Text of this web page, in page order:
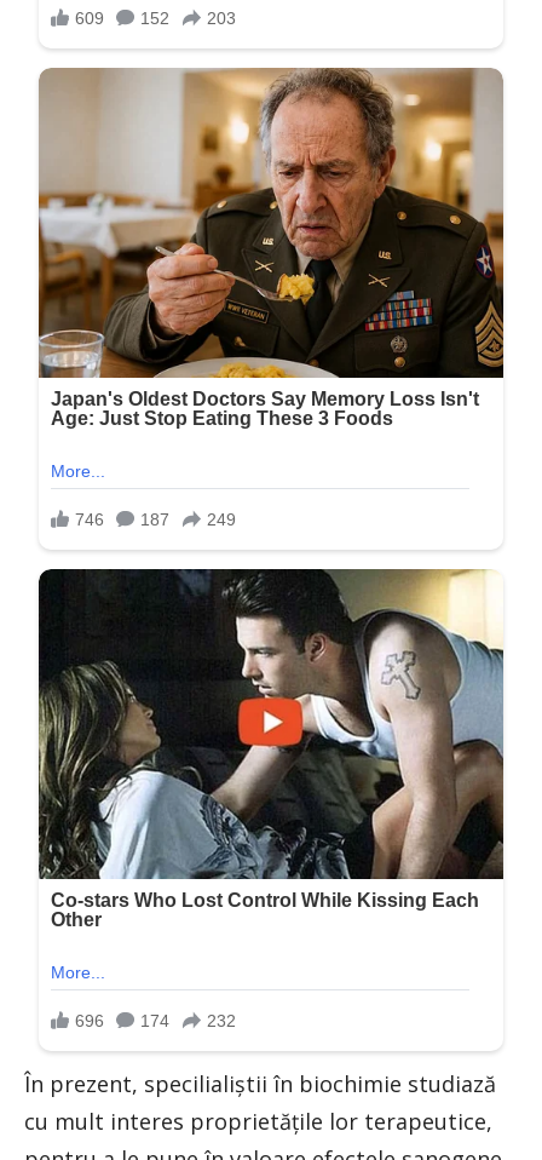
În prezent, specilialiştii în biochimie studiază
cu mult interes proprietăţile lor terapeutice,